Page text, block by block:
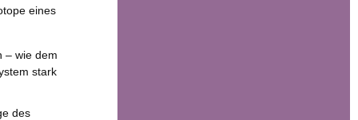
eines
– wie dem
stark
des